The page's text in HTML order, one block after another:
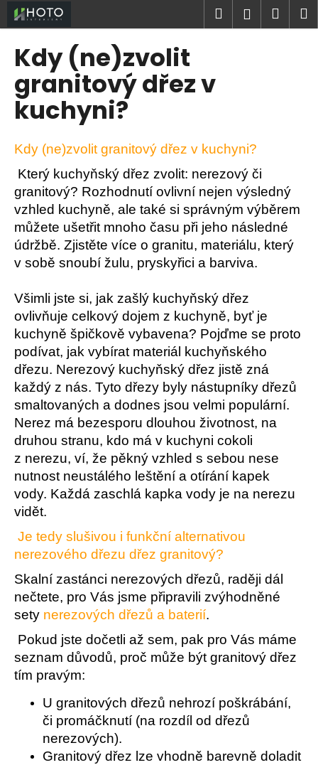
Přejít
obsah
Hledat
Kdy (ne)zvolit
granitový dřez v
kuchyni?
Kdy (ne)zvolit granitový dřez v kuchyni?
Který kuchyňský dřez zvolit: nerezový či
granitový? Rozhodnutí ovlivní nejen výsledný
vzhled kuchyně, ale také si správným výběrem
můžete ušetřit mnoho času při jeho následné
údržbě. Zjistěte více o granitu, materiálu, který
v sobě snoubí žulu, pryskyřici a barviva.
Všimli jste si, jak zašlý kuchyňský dřez
ovlivňuje celkový dojem z kuchyně, byť je
kuchyně špičkově vybavena? Pojďme se proto
podívat, jak vybírat materiál kuchyňského
dřezu. Nerezový kuchyňský dřez jistě zná
každý z nás. Tyto dřezy byly nástupníky dřezů
smaltovaných a dodnes jsou velmi populární.
Nerez má bezesporu dlouhou životnost, na
druhou stranu, kdo má v kuchyni cokoli
z nerezu, ví, že pěkný vzhled s sebou nese
nutnost neustálého leštění a otírání kapek
vody. Každá zaschlá kapka vody je na nerezu
vidět.
Je tedy slušivou i funkční alternativou
nerezového dřezu dřez granitový?
Skalní zastánci nerezových dřezů, raději dál
nečtete, pro Vás jsme připravili zvýhodněné
sety nerezových dřezů a baterií.
Pokud jste dočetli až sem, pak pro Vás máme
seznam důvodů, proč může být granitový dřez
tím pravým:
U granitových dřezů nehrozí poškrábání,
či promáčknutí (na rozdíl od dřezů
nerezových).
Granitový dřez lze vhodně barevně doladit
o
C
o
p
t
ř
e
b
u
j
e
e
n
a
j
í
t
?
HLEDAT
D
o
p
o
r
u
č
u
j
e